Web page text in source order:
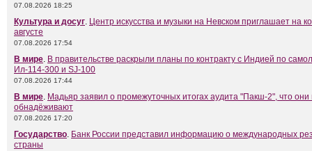
07.08.2026 18:25
Культура и досуг. Центр искусства и музыки на Невском приглашает на
августе
07.08.2026 17:54
В мире. В правительстве раскрыли планы по контракту с Индией по
Ил-114-300 и SJ-100
07.08.2026 17:44
В мире. Мадьяр заявил о промежуточных итогах аудита "Пакш-2", что они
обнадёживают
07.08.2026 17:20
Государство. Банк России представил информацию о международных
страны